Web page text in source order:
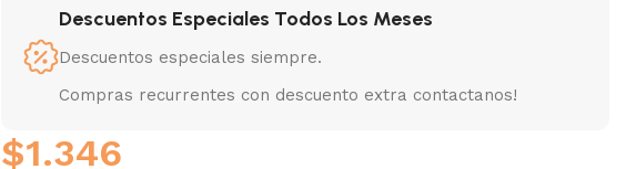
Descuentos Especiales Todos Los Meses
Descuentos especiales siempre.
Compras recurrentes con descuento extra contactanos!
$1.346